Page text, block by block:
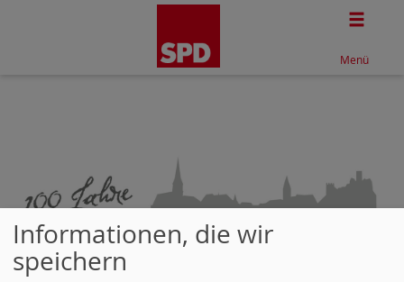
Menü
Kamp-Bornhofen
Informationen, die wir
speichern